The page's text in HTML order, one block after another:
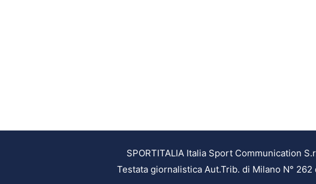
SPORTITALIA Italia Sport Communication
Testata giornalistica Aut.Trib. di Milano N°